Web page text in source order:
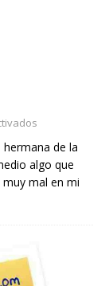
hermana de la
algo que
mal en mi